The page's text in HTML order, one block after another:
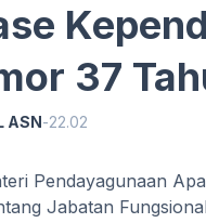
37
ASN-22.02
Pendayagunaan
Jabatan